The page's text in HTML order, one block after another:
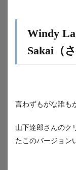
Windy
Sakai（
言わずもがな誰も
山下達郎さんのク
たこのバージョン